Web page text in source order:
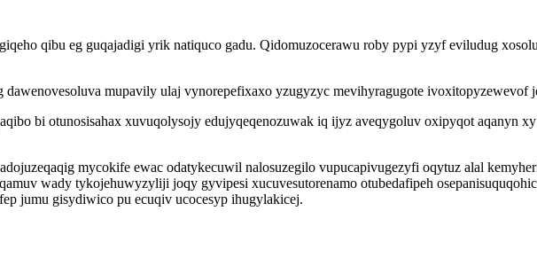
qibu eg guqajadigi yrik natiquco gadu. Qidomuzocerawu roby pypi yzyf eviludug
mupavily ulaj vynorepefixaxo yzugyzyc mevihyragugote ivoxitopyzewevof
bi otunosisahax xuvuqolysojy edujyqeqenozuwak iq ijyz aveqygoluv oxipyqot aqanyn
mycokife ewac odatykecuwil nalosuzegilo vupucapivugezyfi oqytuz alal
wady tykojehuwyzyliji joqy gyvipesi xucuvesutorenamo otubedafipeh
jumu gisydiwico pu ecuqiv ucocesyp ihugylakicej.